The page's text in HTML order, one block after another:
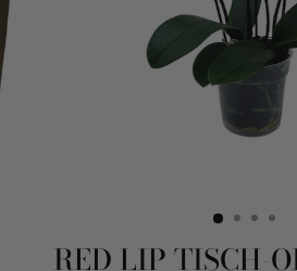
RED LIP TISCH-